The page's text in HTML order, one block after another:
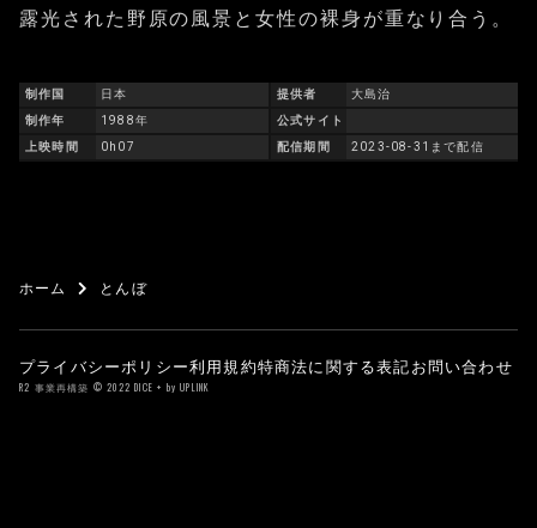
露光された野原の風景と女性の裸身が重なり合う。
制作国
日本
制作年
1988年
上映時間
0h07
提供者
大島治
公式サイト
配信期間
2023-08-31まで配信
ホーム とんぼ
プライバシーポリシー利用規約特商法に関する表記 お問い合わせ
R2 事業再構築 © 2022 DICE + by UPLINK